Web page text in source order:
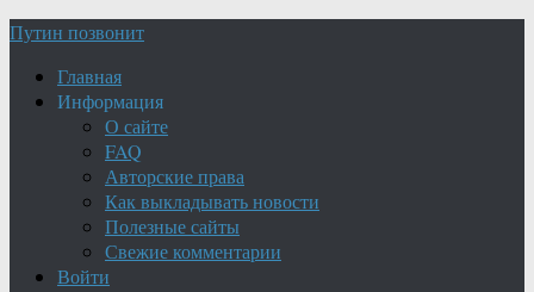
Путин позвонит
Главная
Информация
О сайте
FAQ
Авторские права
Как выкладывать новости
Полезные сайты
Свежие комментарии
Войти